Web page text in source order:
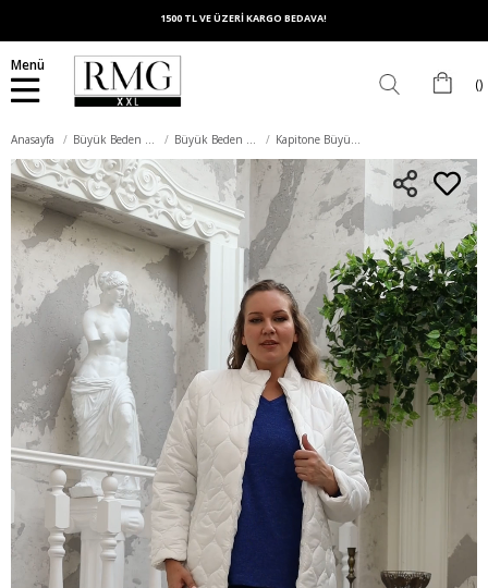
1500 TL VE ÜZERİ KARGO BEDAVA!
Menü
Anasayfa Büyük Beden Dış Giyim Büyük Beden Mont Kapitone Büyük Beden Beyaz Mont